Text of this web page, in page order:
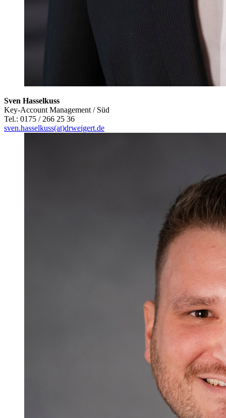
Sven Hasselkuss
Key-Account Management / Süd
Tel.: 0175 / 266 25 36
sven.hasselkuss(at)drweigert.de